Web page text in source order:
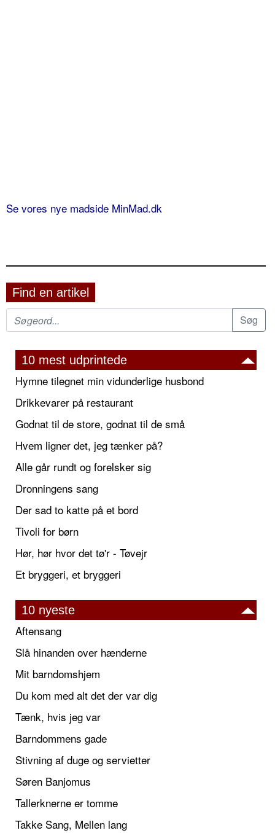
Se vores nye madside MinMad.dk
Find en artikel
10 mest udprintede
Hymne tilegnet min vidunderlige husbond
Drikkevarer på restaurant
Godnat til de store, godnat til de små
Hvem ligner det, jeg tænker på?
Alle går rundt og forelsker sig
Dronningens sang
Der sad to katte på et bord
Tivoli for børn
Hør, hør hvor det tø'r - Tøvejr
Et bryggeri, et bryggeri
10 nyeste
Aftensang
Slå hinanden over hænderne
Mit barndomshjem
Du kom med alt det der var dig
Tænk, hvis jeg var
Barndommens gade
Stivning af duge og servietter
Søren Banjomus
Tallerknerne er tomme
Takke Sang, Mellen lang